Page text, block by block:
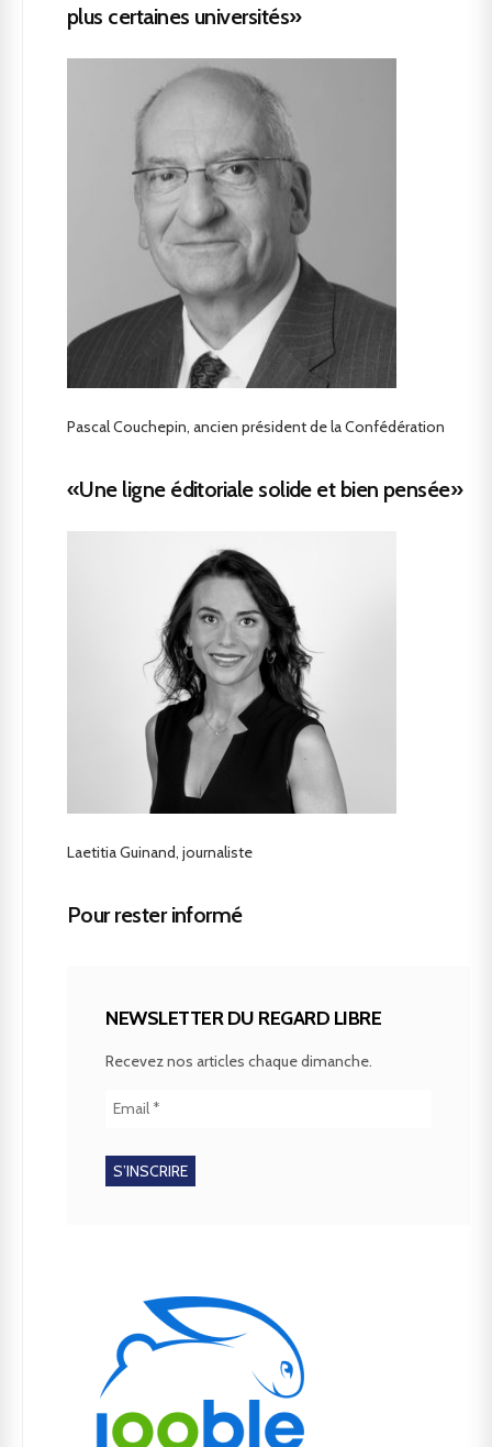
plus certaines universités»
Pascal Couchepin, ancien président de la Confédération
«Une ligne éditoriale solide et bien pensée»
Laetitia Guinand, journaliste
Pour rester informé
NEWSLETTER DU REGARD LIBRE
Recevez nos articles chaque dimanche.